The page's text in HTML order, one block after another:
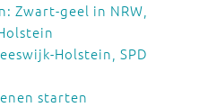
Zwart-geel in NRW,
Holstein, SPD
starten